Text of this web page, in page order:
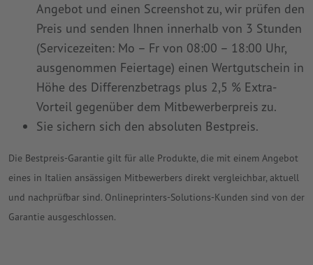
Angebot und einen Screenshot zu, wir prüfen den
Preis und senden Ihnen innerhalb von 3 Stunden
(Servicezeiten: Mo – Fr von 08:00 – 18:00 Uhr,
ausgenommen Feiertage) einen Wertgutschein in
Höhe des Differenzbetrags plus 2,5 % Extra-
Vorteil gegenüber dem Mitbewerberpreis zu.
Sie sichern sich den absoluten Bestpreis.
Die Bestpreis-Garantie gilt für alle Produkte, die mit einem Angebot
eines in Italien ansässigen Mitbewerbers direkt vergleichbar, aktuell
und nachprüfbar sind. Onlineprinters-Solutions-Kunden sind von der
Garantie ausgeschlossen.